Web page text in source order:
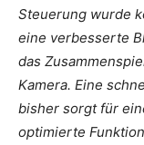
Steuerung wurde
eine verbesserte
das
Kamera. Eine
bisher sorgt für
optimierte